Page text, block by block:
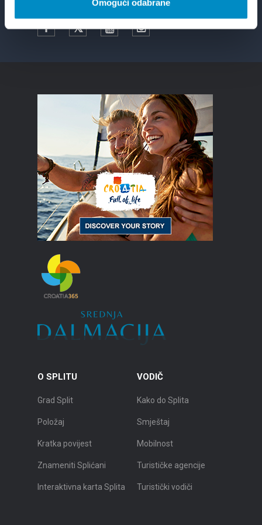
Omogući odabrane
FacebookTwitterYouTubeInstagram
O SPLITU
Grad Split
Položaj
Kratka povijest
Znameniti Splićani
Interaktivna karta Splita
VODIČ
Kako do Splita
Smještaj
Mobilnost
Turističke agencije
Turistički vodiči